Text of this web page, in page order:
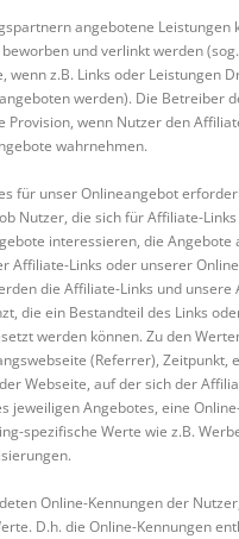
angebotene Leistungen
und verlinkt werden
wenn z.B. Links oder Leistungen
werden). Die Betreiber
Provision, wenn Nutzer den
wahrnehmen.
für unser Onlineangebot
Nutzer, die sich für Affiliate-
interessieren, die Angebote
Affiliate-Links oder unserer
die Affiliate-Links und unsere
die ein Bestandteil des Links
werden können. Zu den
(Referrer), Zeitpunkt,
Webseite, auf der sich der
jeweiligen Angebotes, eine
spezifische Werte wie z.B.
Online-Kennungen der
D.h. die Online-Kennungen